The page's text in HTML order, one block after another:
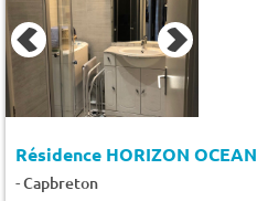
Résidence HORIZON OCEAN
-Capbreton